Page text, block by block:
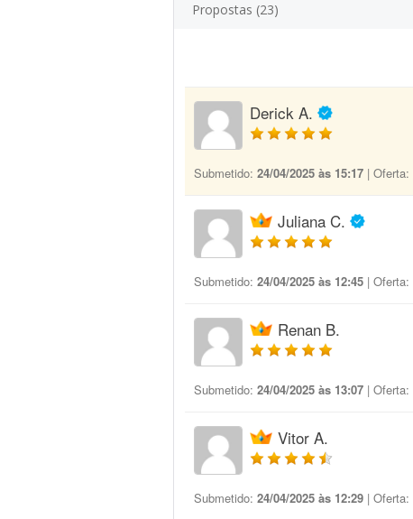
Propostas (23)
Derick A.
Submetido: 24/04/2025 às 15:17 | Oferta:
Juliana C.
Submetido: 24/04/2025 às 12:45 | Oferta:
Renan B.
Submetido: 24/04/2025 às 13:07 | Oferta:
Vitor A.
Submetido: 24/04/2025 às 12:29 | Oferta: